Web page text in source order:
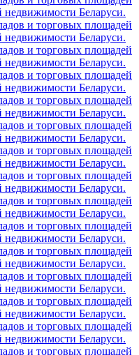
недвижимости Беларуси.
и торговых площадей
недвижимости Беларуси.
и торговых площадей
недвижимости Беларуси.
и торговых площадей
недвижимости Беларуси.
и торговых площадей
недвижимости Беларуси.
и торговых площадей
недвижимости Беларуси.
и торговых площадей
недвижимости Беларуси.
и торговых площадей
недвижимости Беларуси.
и торговых площадей
недвижимости Беларуси.
и торговых площадей
недвижимости Беларуси.
и торговых площадей
недвижимости Беларуси.
и торговых площадей
недвижимости Беларуси.
и торговых площадей
недвижимости Беларуси.
и торговых площадей
недвижимости Беларуси.
и торговых площадей